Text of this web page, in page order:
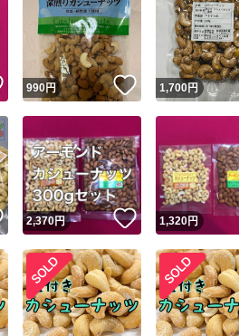
安心取引出品者
安心取引出品者 Yahoo!フリマ
取引実績
取引実績◯+ このユーザーは
他フリマ実績◯+ このユーザーは
スピード&安心発送
※このバッジは実績に基づく表示であり、発送
スピード＆安心発送
このユーザーは
ます
この商品の
商品画像の無断転載は禁止されて
いいね！
990円 いいね！
1,700円
いいね！
2,370円 いいね！
1,320円